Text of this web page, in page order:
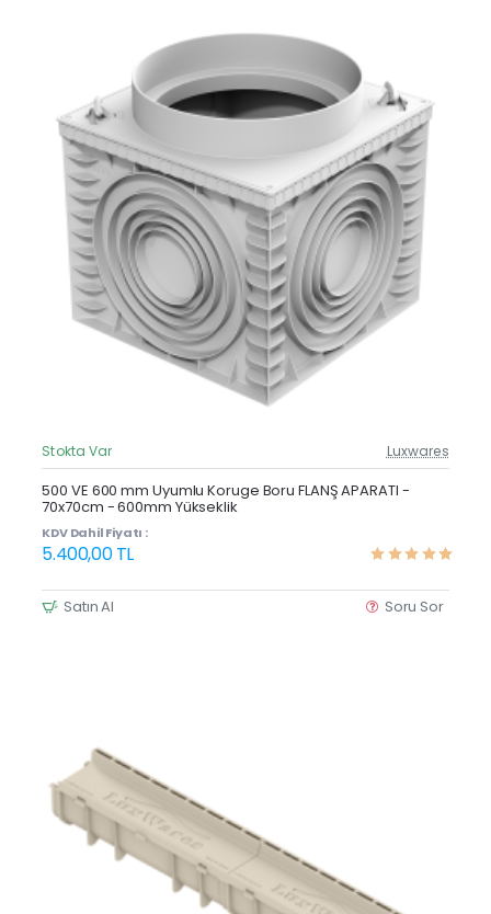
Güncel Fiyat
Stokta Var Luxwares
500 VE 600 mm Uyumlu Koruge Boru FLANŞ APARATI -
70x70cm - 600mm Yükseklik
KDV Dahil Fiyatı :
5.400,00 TL
Satın Al Soru Sor